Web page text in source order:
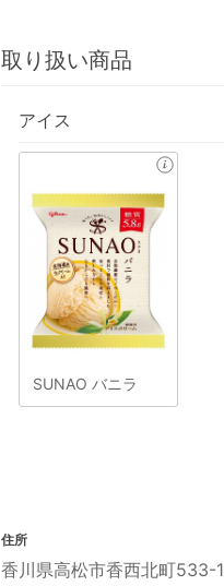
取り扱い商品
アイス
SUNAO バニラ
住所
香川県高松市香西北町533-1